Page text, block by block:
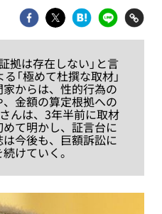
拠は存在しない」と言
「極めて杜撰な取材」
からは、性的行為の
金額の算定根拠への
んは、3年半前に取材
て明かし、証言台に
今後も、巨額訴訟に
けていく。